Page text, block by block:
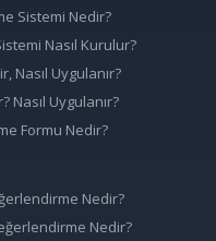
Sistemi Nedir?
Nasıl Kurulur?
Nasıl Uygulanır?
Nasıl Uygulanır?
Formu Nedir?
Nedir?
Nedir?